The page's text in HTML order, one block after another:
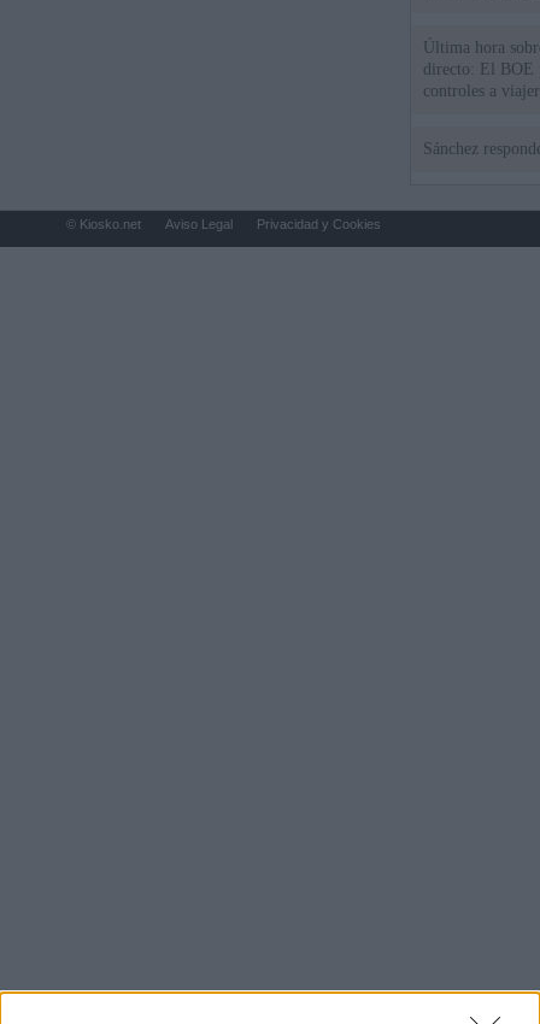
Última hora
directo: El BOE
controles a
Sánchez
© Kiosko.net Aviso Legal Privacidad y Cookies